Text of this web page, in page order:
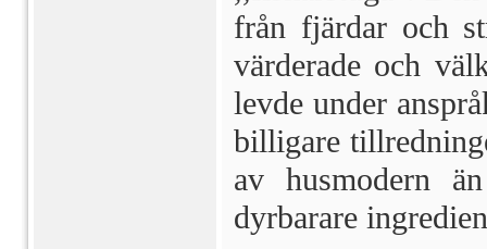
från fjärdar och
värderade och
levde under
bil­ligare
av husmodern
dyrbarare